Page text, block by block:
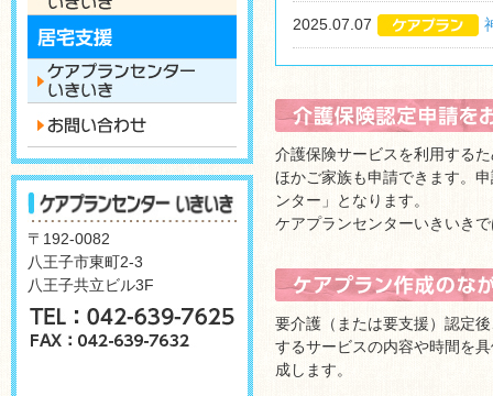
2025.07.07
介護保険サービスを利用する
ほかご家族も申請できます。
ンター」となります。
ケアプランセンターいきいき
要介護（または要支援）認定
するサービスの内容や時間を
成します。
〒192-0082
八王子市東町2-3
八王子共立ビル3F